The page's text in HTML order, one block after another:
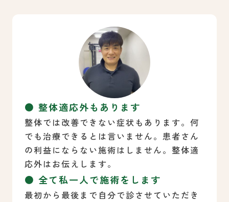
● 整体適応外もあります
整体では改善できない症状もあります。何
でも治療できるとは言いません。患者さん
の利益にならない施術はしません。整体適
応外はお伝えします。
● 全て私一人で施術をします
最初から最後まで自分で診させていただき